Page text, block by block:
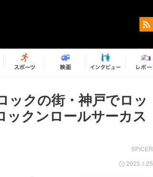
ックの街・神戸でロッ
ックンロールサーカス
SPICER
2023.1.25